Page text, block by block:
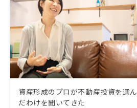
資産形成のプロが不動産投資を選ん
だわけを聞いてきた